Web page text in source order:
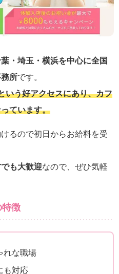
・埼玉・横浜を中心に全国
所です。
いう好アクセスにあり、カフ
ています。
るので初日からお給料を受
も大歓迎なので、ぜひ気軽
特徴
れな職場
も対応